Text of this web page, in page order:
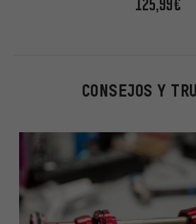
CONSEJOS Y